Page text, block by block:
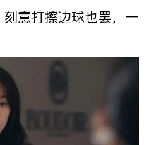
意打擦边球也罢，一